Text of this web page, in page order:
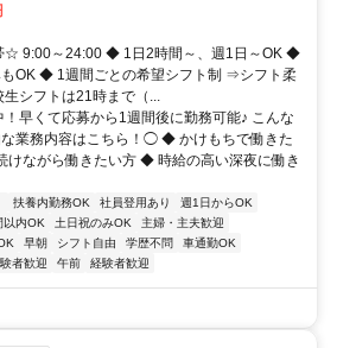
絡バス つくば徒歩約66分
☆ 9:00～24:00 ◆ 1日2時間～、週1日～OK ◆
OK ◆ 1週間ごとの希望シフト制 ⇒シフト柔
シフトは21時まで（...
早くて応募から1週間後に勤務可能♪ こんな
業務内容はこちら！◯ ◆ かけもちで働きた
けながら働きたい方 ◆ 時給の高い深夜に働き
扶養内勤務OK 社員登用あり
週1日からOK
以内OK 土日祝のみOK
主婦・主夫歓迎
早朝 シフト自由 学歴不問
車通勤OK
者歓迎 午前 経験者歓迎